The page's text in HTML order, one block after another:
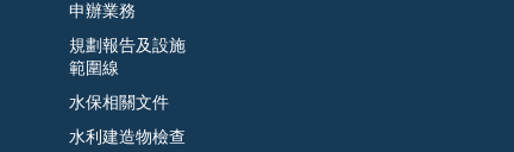
申辦業務
規劃報告及設施
範圍線
水保相關文件
水利建造物檢查